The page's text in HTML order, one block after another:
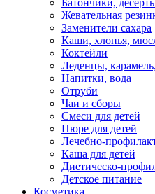
Батончики,
Жевательная
Заменители сахара
Каши, хлопья,
Коктейли
Леденцы,
Напитки, вода
Отруби
Чаи и сборы
Смеси для детей
Пюре для детей
Лечебно-
Каша для детей
Диетическо-
Детское питание
Косметика